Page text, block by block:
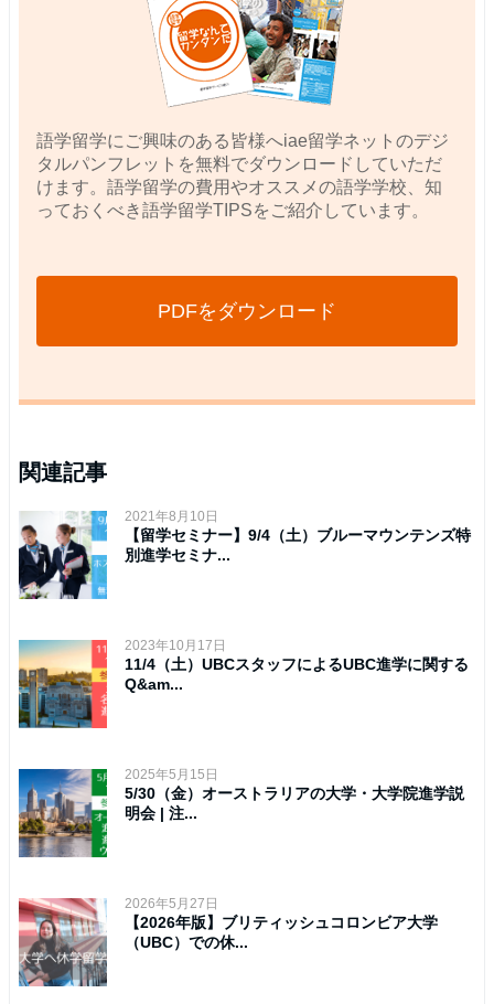
語学留学にご興味のある皆様へiae留学ネットのデジ
タルパンフレットを無料でダウンロードしていただ
けます。語学留学の費用やオススメの語学学校、知
っておくべき語学留学TIPSをご紹介しています。
PDFをダウンロード
関連記事
2021年8月10日
【留学セミナー】9/4（土）ブルーマウンテンズ特
別進学セミナ...
2023年10月17日
11/4（土）UBCスタッフによるUBC進学に関する
Q&am...
2025年5月15日
5/30（金）オーストラリアの大学・大学院進学説
明会 | 注...
2026年5月27日
【2026年版】ブリティッシュコロンビア大学
（UBC）での休...